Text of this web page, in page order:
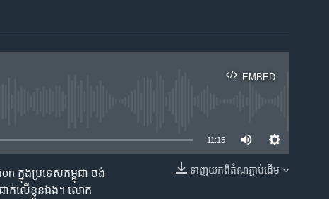
EMBED
EMBED
11:15
ទាញ​យក​ពី​តំណភ្ជាប់​ដើម
ក្នុង​ប្រទេស​កម្ពុជា ចង់​
ាក់​លើ​ខ្លួនឯង។ លោក